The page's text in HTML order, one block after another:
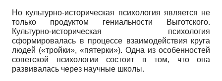
Но культурно-историческая психология является не
только продуктом гениальности Выготского.
Культурно-историческая психология
сформировалась в процессе взаимодействия круга
людей («тройки», «пятерки»). Одна из особенностей
советской психологии состоит в том, что она
развивалась через научные школы.